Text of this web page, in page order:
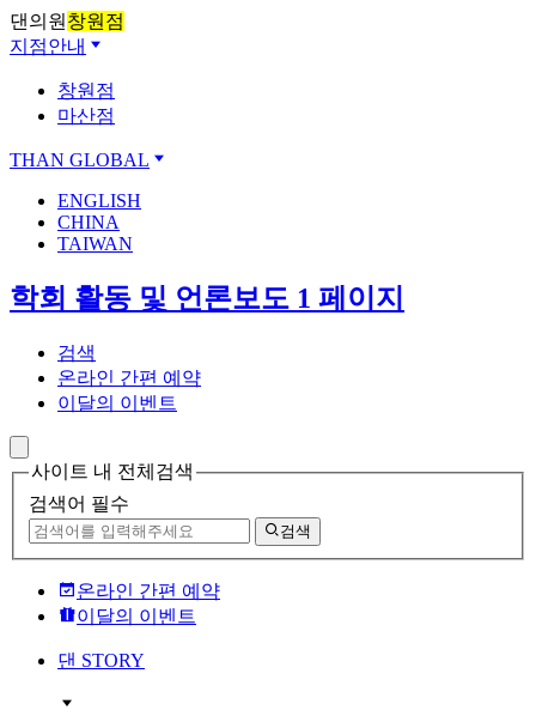
댄의원 창원점
지점안내
창원점
마산점
THAN GLOBAL
ENGLISH
CHINA
TAIWAN
학회 활동 및 언론보도 1 페이지
검색
온라인 간편 예약
이달의 이벤트
사이트 내 전체검색
검색어 필수
검색
온라인 간편 예약
이달의 이벤트
댄 STORY